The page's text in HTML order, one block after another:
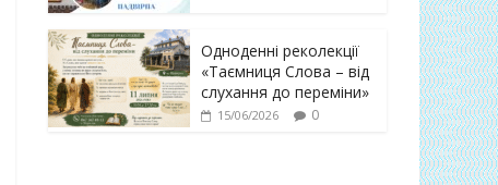
Одноденні реколекції
«Таємниця Слова – від
слухання до переміни»
15/06/2026 0